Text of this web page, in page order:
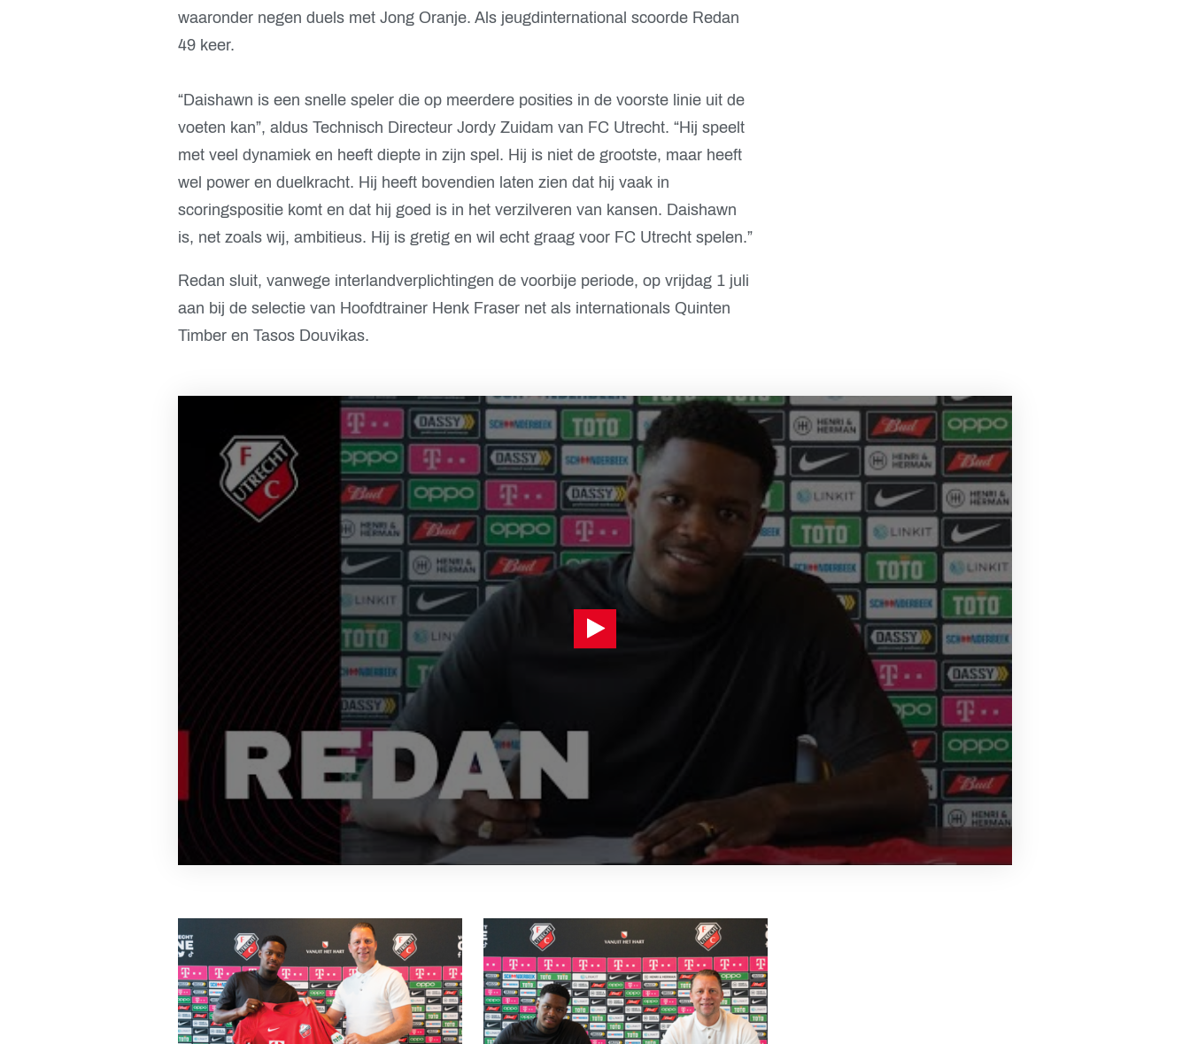
waaronder negen duels met Jong Oranje. Als jeugdinternational scoorde Redan
49 keer.
“Daishawn is een snelle speler die op meerdere posities in de voorste linie uit de
voeten kan”, aldus Technisch Directeur Jordy Zuidam van FC Utrecht. “Hij speelt
met veel dynamiek en heeft diepte in zijn spel. Hij is niet de grootste, maar heeft
wel power en duelkracht. Hij heeft bovendien laten zien dat hij vaak in
scoringspositie komt en dat hij goed is in het verzilveren van kansen. Daishawn
is, net zoals wij, ambitieus. Hij is gretig en wil echt graag voor FC Utrecht spelen.”
Redan sluit, vanwege interlandverplichtingen de voorbije periode, op vrijdag 1 juli
aan bij de selectie van Hoofdtrainer Henk Fraser net als internationals Quinten
Timber en Tasos Douvikas.